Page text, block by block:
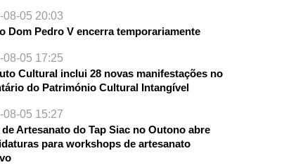
08-05 20:03
Dom Pedro V encerra temporariamente
08-05 17:25
Cultural inclui 28 novas manifestações no
do Património Cultural Intangível
08-05 15:27
de Artesanato do Tap Siac no Outono abre
para workshops de artesanato